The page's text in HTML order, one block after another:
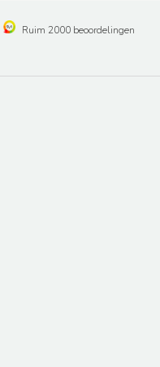
Ruim 2000 beoordelingen